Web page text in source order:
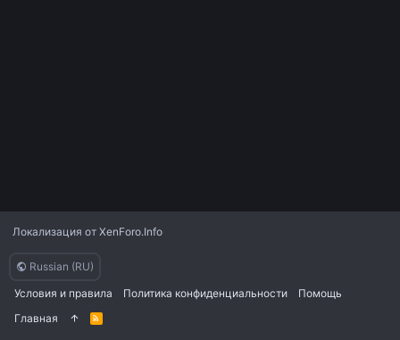
Russian (RU)
Условия и правила
Политика конфиденциальности
Помощь
Главная
R
Локализация от XenForo.Info